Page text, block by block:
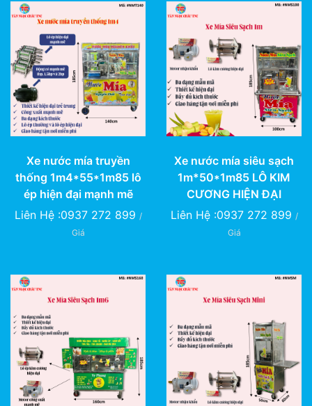
Xe nước mía truyền
thống 1m4*55*1m85 lô
ép hiện đại mạnh mẽ
Liên Hệ :0937 272 899 /
Giá
Xe nước mía siêu sạch
1m*50*1m85 LÔ KIM
CƯƠNG HIỆN ĐẠI
Liên Hệ :0937 272 899 /
Giá